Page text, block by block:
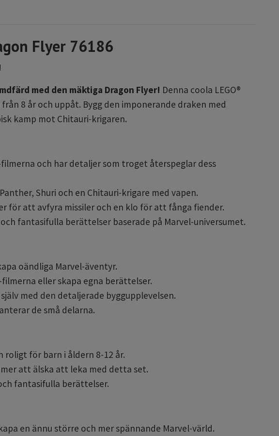
Flyer 76186
med den mäktiga Dragon Flyer! Denna coola LEGO®
8 år och uppåt. Bygg den imponerande draken med
kamp mot Chitauri-krigaren.
och har detaljer som troget återspeglar dess
Shuri och en Chitauri-krigare med vapen.
för att avfyra missiler och en klo för att fånga fiender.
fantasifulla berättelser baserade på Marvel-universumet.
oändliga Marvel-äventyr.
eller skapa egna berättelser.
med den detaljerade byggupplevelsen.
de små delarna.
roligt för barn i åldern 8-12 år.
att älska att leka med detta set.
fantasifulla berättelser.
en ännu större och mer spännande Marvel-värld.